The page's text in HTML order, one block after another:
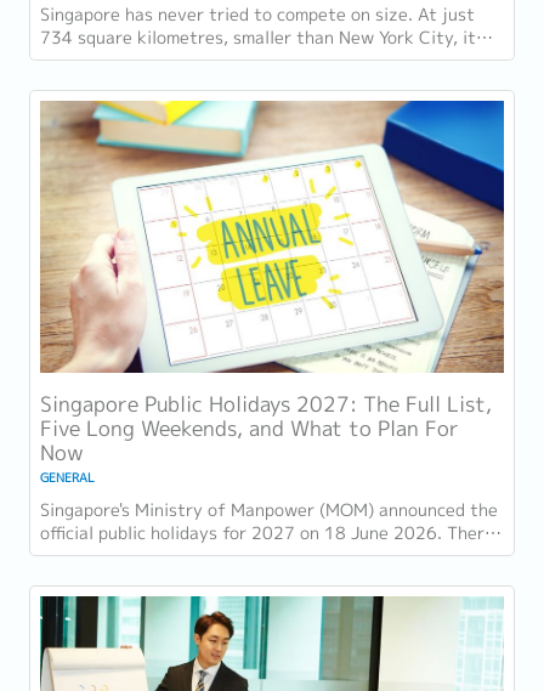
Singapore has never tried to compete on size. At just
734 square kilometres, smaller than New York City, it
competes on capability instead....
Singapore Public Holidays 2027: The Full List,
Five Long Weekends, and What to Plan For
Now
GENERAL
Singapore's Ministry of Manpower (MOM) announced the
official public holidays for 2027 on 18 June 2026. There
are 11 gazetted public holidays in...